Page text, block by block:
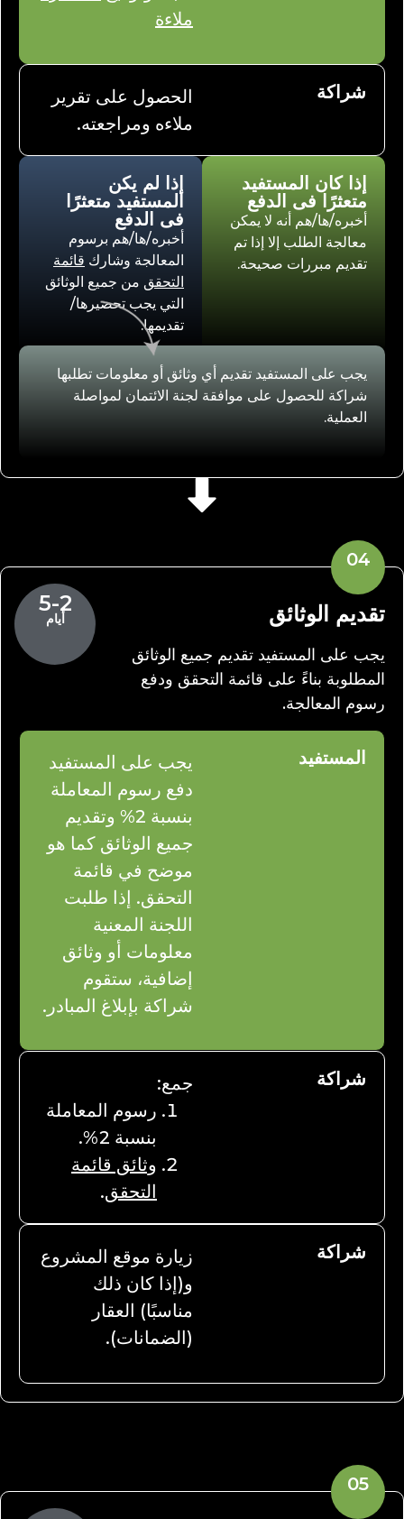
ملاءة
شراكة
الحصول على تقرير
ملاءه ومراجعته.
إذا كان المستفيد
متعثرًا فى الدفع
أخبره/ها/هم أنه لا يمكن
معالجة الطلب إلا إذا تم
تقديم مبررات صحيحة.
إذا لم يكن
المستفيد متعثرًا
فى الدفع
أخبره/ها/هم برسوم
المعالجة وشاركقائمة
التحققمن جميع الوثائق
التي يجب تحضيرها/
تقديمها.
يجب على المستفيد تقديم أي وثائق أو معلومات تطلبها
شراكة للحصول على موافقة لجنة الائتمان لمواصلة
العملية.
04
تقديم الوثائق
يجب على المستفيد تقديم جميع الوثائق
المطلوبة بناءً على قائمة التحقق ودفع
رسوم المعالجة.
5-2
أيام
المستفيد
يجب على المستفيد
دفع رسوم المعاملة
بنسبة 2% وتقديم
جميع الوثائق كما هو
موضح في قائمة
التحقق. إذا طلبت
اللجنة المعنية
معلومات أو وثائق
إضافية، ستقوم
شراكة بإبلاغ المبادر.
شراكة
جمع:
رسوم المعاملة
بنسبة 2%.
وثائق قائمة
التحقق.
شراكة
زيارة موقع المشروع
و(إذا كان ذلك
مناسبًا) العقار
(الضمانات).
05